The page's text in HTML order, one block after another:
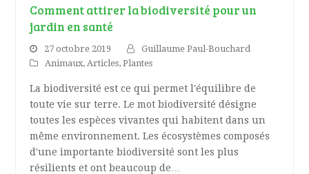
Comment attirer la biodiversité pour un
jardin en santé
27 octobre 2019
Guillaume Paul-Bouchard
Animaux, Articles,Plantes
La biodiversité est ce qui permet l'équilibre de
toute vie sur terre. Le mot biodiversité désigne
toutes les espèces vivantes qui habitent dans un
même environnement. Les écosystèmes composés
d'une importante biodiversité sont les plus
résilients et ont beaucoup de…